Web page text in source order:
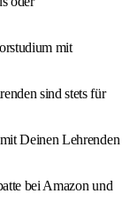
mit
sind stets für
Deinen Lehrenden
bei Amazon und